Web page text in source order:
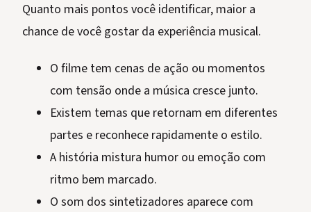
Quanto mais pontos você identificar, maior a
chance de você gostar da experiência musical.
O filme tem cenas de ação ou momentos
com tensão onde a música cresce junto.
Existem temas que retornam em diferentes
partes e reconhece rapidamente o estilo.
A história mistura humor ou emoção com
ritmo bem marcado.
O som dos sintetizadores aparece com